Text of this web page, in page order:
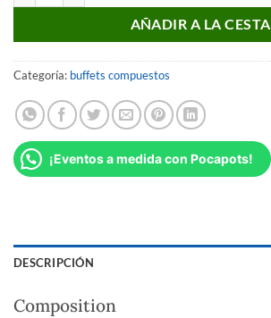
AÑADIR A LA CESTA
Categoría: buffets compuestos
¡Eventos a medida con Pocapots!
DESCRIPCIÓN
Composition